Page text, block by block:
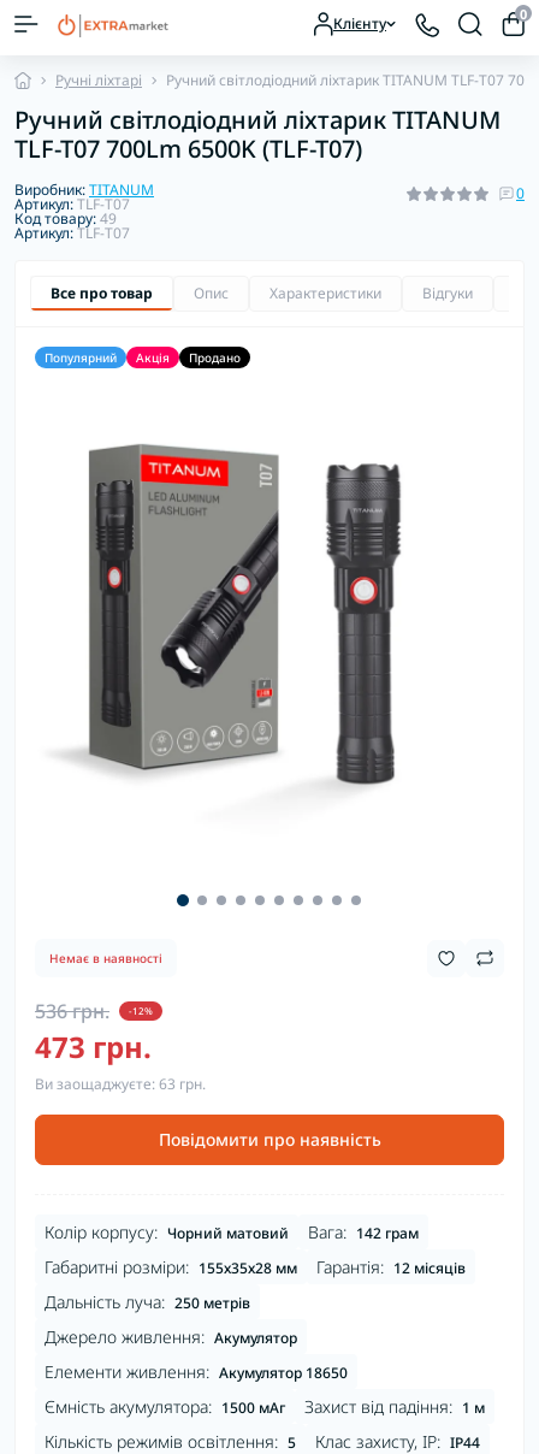
Клієнту 0
Ручні ліхтарі Ручний світлодіодний ліхтарик TITANUM TLF-T07
Ручний світлодіодний ліхтарик TITANUM
TLF-T07 700Lm 6500K (TLF-T07)
Виробник:TITANUM
Артикул:TLF-T07
Код товару:49
Артикул:TLF-T07
0
Все про товар Опис Характеристики Відгуки
Популярний Акція Продано
Немає в наявності
536 грн. -12%
473 грн.
Ви заощаджуєте:63 грн.
Повідомити про наявність
Колір корпусу: Чорний матовий Вага: 142 грам
Габаритні розміри: 155х35х28 мм Гарантія: 12 місяців
Дальність луча: 250 метрів
Джерело живлення: Акумулятор
Елементи живлення: Акумулятор 18650
Ємність акумулятора: 1500 мАг Захист від падіння: 1 м
Кількість режимів освітлення: 5 Клас захисту, IP: IP44